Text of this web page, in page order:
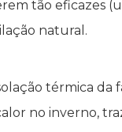
tão eficazes
natural.
térmica da
no inverno,